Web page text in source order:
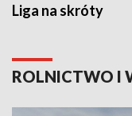
Liga na skróty
ROLNICTWO I